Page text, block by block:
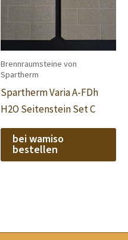
Brennraumsteine von
Spartherm
Spartherm Varia A-FDh
H2O Seitenstein Set C
bei wamiso
bestellen